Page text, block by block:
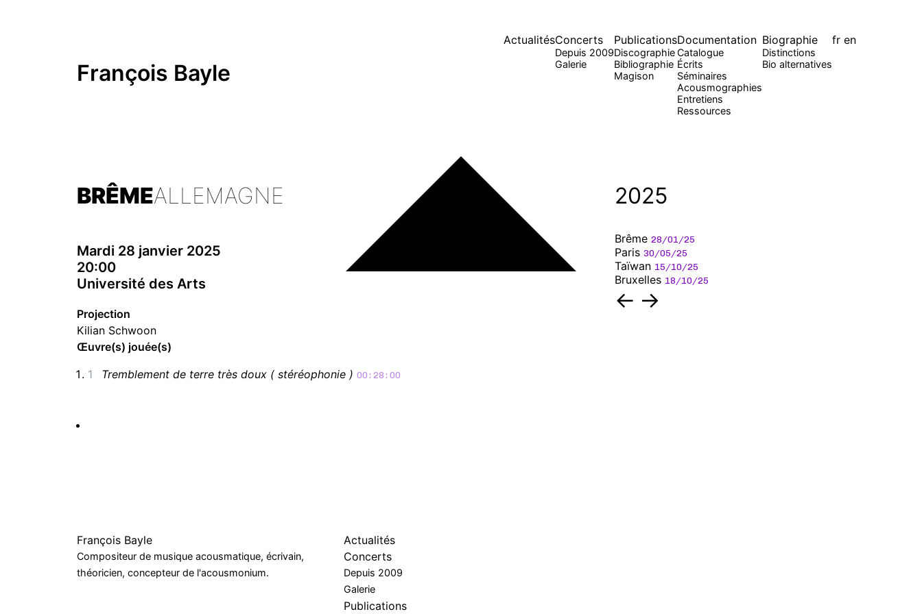
François Bayle
ActualitésConcerts
Depuis 2009
Galerie
Publications
Discographie
Bibliographie
Magison
Documentation
Catalogue
Écrits
Séminaires
Acousmographies
Entretiens
Ressources
Biographie
Distinctions
Bio alternatives
fr en
BRÊMEALLEMAGNE
Mardi 28 janvier 2025
20:00
Université des Arts
Projection
Kilian Schwoon
Œuvre(s) jouée(s)
1
Tremblement de terre très doux ( stéréophonie ) 00:28:00
2025
Brême 28/01/25
Paris 30/05/25
Taïwan 15/10/25
Bruxelles 18/10/25
← →
François Bayle
Compositeur de musique acousmatique, écrivain,
théoricien, concepteur de l'acousmonium.
Actualités
Concerts
Depuis 2009
Galerie
Publications